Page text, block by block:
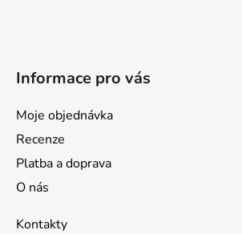
Informace pro vás
Moje objednávka
Recenze
Platba a doprava
O nás
Kontakty